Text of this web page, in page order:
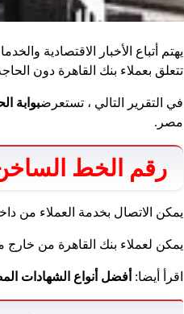
تتعلق بعملاء بنك القاهرة دون
في التقرير التالي ، تستعرضبوابة
مصر.
رقم الخط الساخن
يمكن الاتصال بخدمة العملاء من داخل مصر على الخط الساخن
يمكن لعملاء بنك القاهرة من خارج مصر الاتصال رقم 0216990
اقرأ أيضا: أفضل أنواع الشهادات